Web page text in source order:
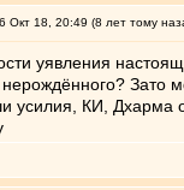
Окт 18, 20:49 (8 лет тому
уявления
нерождённого?
усилия, КИ, Дхарма